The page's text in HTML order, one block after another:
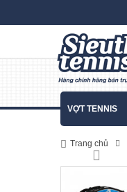
VỢT TENNIS
Trang chủ